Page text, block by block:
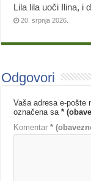
Lila lila uoči Ilina, i
20. srpnja 2026.
Odgovori
Vaša adresa e-pošte
označena sa*
Komentar*